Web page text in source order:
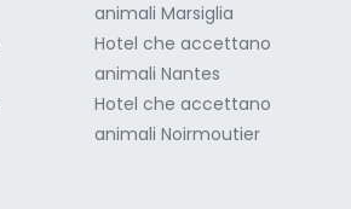
animali Marsiglia
Hotel che accettano
animali Nantes
Hotel che accettano
animali Noirmoutier